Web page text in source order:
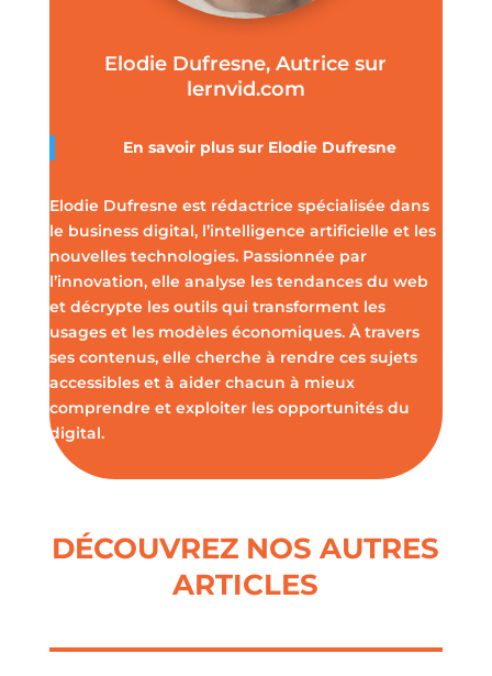
Elodie Dufresne, Autrice sur
lernvid.com
En savoir plus sur Elodie Dufresne
Elodie Dufresne est rédactrice spécialisée dans
le business digital, l’intelligence artificielle et les
nouvelles technologies. Passionnée par
l’innovation, elle analyse les tendances du web
et décrypte les outils qui transforment les
usages et les modèles économiques. À travers
ses contenus, elle cherche à rendre ces sujets
accessibles et à aider chacun à mieux
comprendre et exploiter les opportunités du
digital.
DÉCOUVREZ NOS AUTRES
ARTICLES